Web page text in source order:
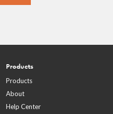
Products
Products
About
Help Center